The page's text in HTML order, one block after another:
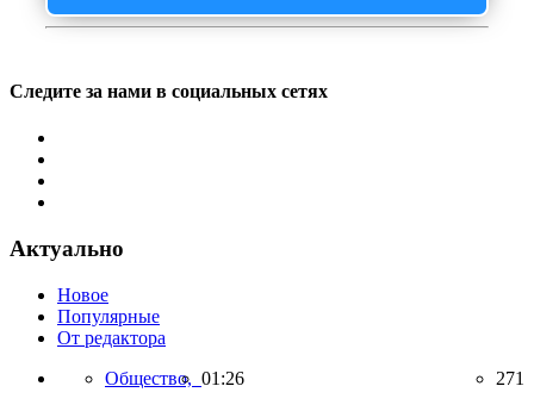
Следите за нами в социальных сетях
Актуально
Новое
Популярные
От редактора
Общество, 01:26 271